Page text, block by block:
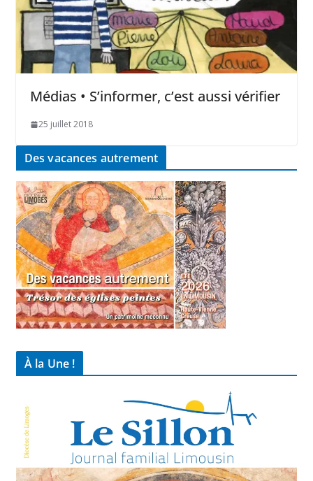
Médias • S’informer, c’est aussi vérifier
25 juillet 2018
Des vacances autrement
À la Une !